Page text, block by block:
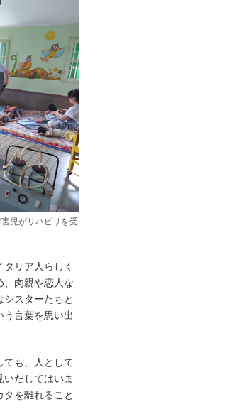
児がリハビリを受
リア人らしく
、肉親や恋人な
スターたちと
言葉を思い出
ても、人として
だしてはいま
を離れること